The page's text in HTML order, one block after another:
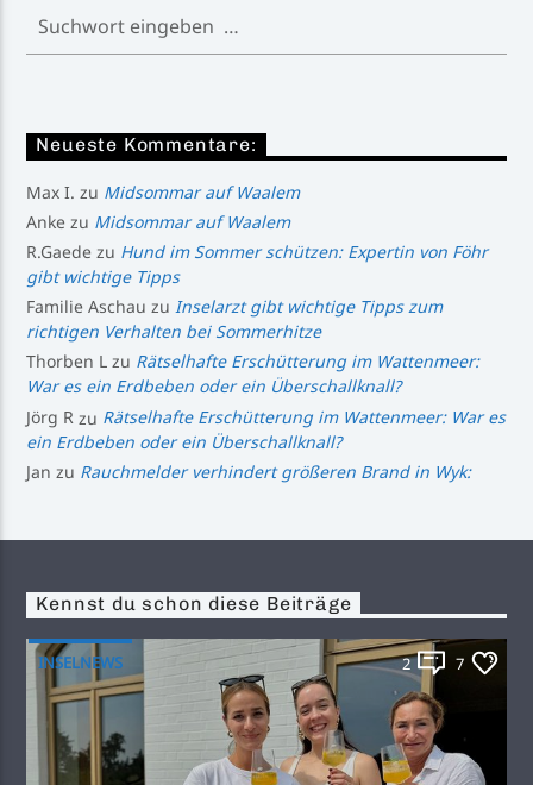
Neueste Kommentare:
Max I. zu Midsommar auf Waalem
Anke zu Midsommar auf Waalem
R.Gaede zu Hund im Sommer schützen: Expertin von Föhr
gibt wichtige Tipps
Familie Aschau zuInselarzt gibt wichtige Tipps zum
richtigen Verhalten bei Sommerhitze
Thorben L zu Rätselhafte Erschütterung im Wattenmeer:
War es ein Erdbeben oder ein Überschallknall?
Jörg R zu Rätselhafte Erschütterung im Wattenmeer: War es
ein Erdbeben oder ein Überschallknall?
Jan zu Rauchmelder verhindert größeren Brand in Wyk:
Kennst du schon diese Beiträge
INSELNEWS 2 7